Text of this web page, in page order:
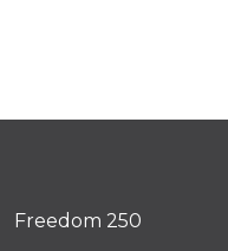
Freedom 250